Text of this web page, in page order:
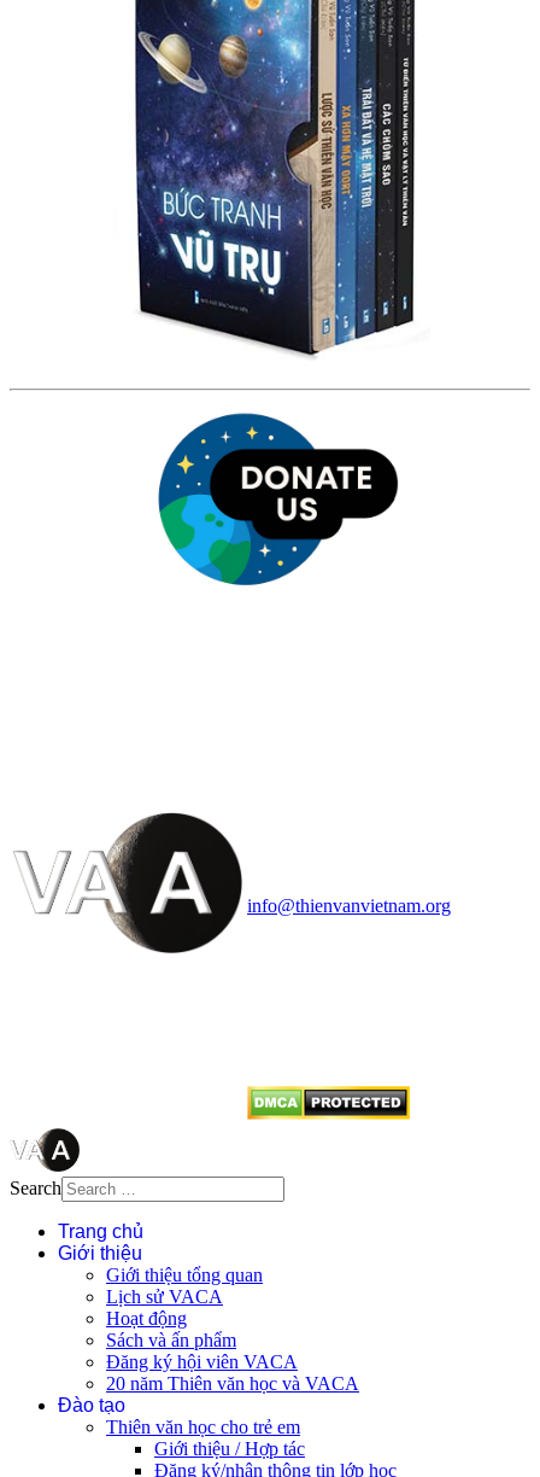
info@thienvanvietnam.org
Search
Trang chủ
Giới thiệu
Giới thiệu tổng quan
Lịch sử VACA
Hoạt động
Sách và ấn phẩm
Đăng ký hội viên VACA
20 năm Thiên văn học và VACA
Đào tạo
Thiên văn học cho trẻ em
Giới thiệu / Hợp tác
Đăng ký/nhận thông tin lớp học